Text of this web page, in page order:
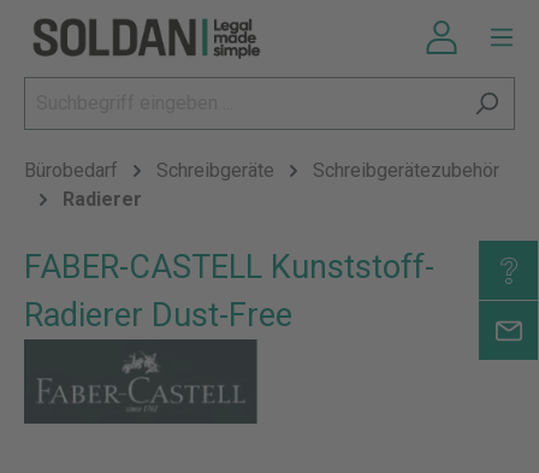
Bürobedarf Schreibgeräte
Schreibgerätezubehör
Radierer
FABER-CASTELL Kunststoff-
Radierer Dust-Free